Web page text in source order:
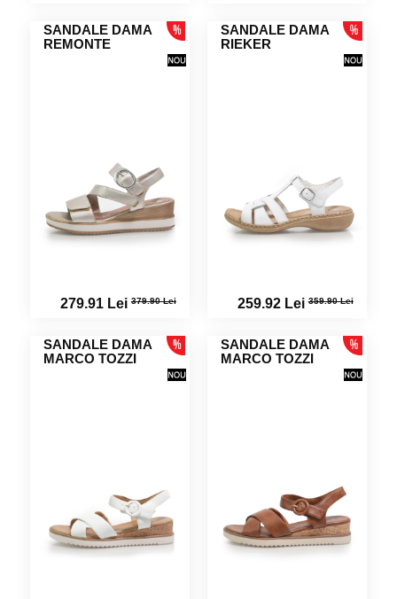
SANDALE DAMA
REMONTE
279.91 Lei 379.90 Lei
SANDALE DAMA
RIEKER
259.92 Lei359.90 Lei
SANDALE DAMA
MARCO TOZZI
SANDALE DAMA
MARCO TOZZI